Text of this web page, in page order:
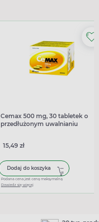
Cemax 500 mg, 30 tabletek o
przedłużonym uwalnianiu
15,49 zł
Dodaj do koszyka
Podana cena jest ceną maksymalną
Dowiedz się więcej